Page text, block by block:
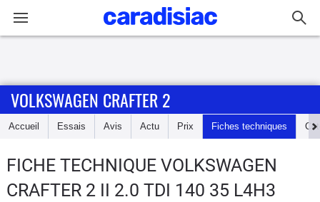
Accueil
Essais
VOLKSWAGEN CRAFTER 2
Accueil Essais Avis Actu Prix Fiches techniques
FICHE TECHNIQUE VOLKSWAGEN
CRAFTER 2 II 2.0 TDI 140 35 L4H3